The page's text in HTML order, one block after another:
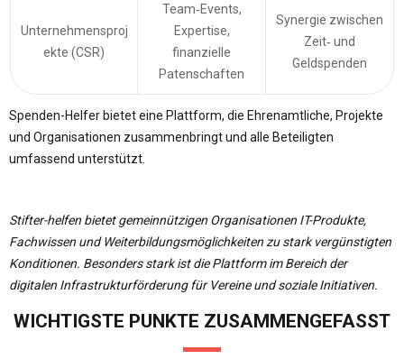
Unternehmensproj
ekte (CSR)
Team‑Events,
Expertise,
finanzielle
Patenschaften
Synergie zwischen
Zeit‑ und
Geldspenden
Spenden-Helfer bietet eine Plattform, die Ehrenamtliche, Projekte
und Organisationen zusammenbringt und alle Beteiligten
umfassend unterstützt.
Stifter-helfen bietet gemeinnützigen Organisationen IT-Produkte,
Fachwissen und Weiterbildungsmöglichkeiten zu stark vergünstigten
Konditionen. Besonders stark ist die Plattform im Bereich der
digitalen Infrastrukturförderung für Vereine und soziale Initiativen.
WICHTIGSTE PUNKTE ZUSAMMENGEFASST